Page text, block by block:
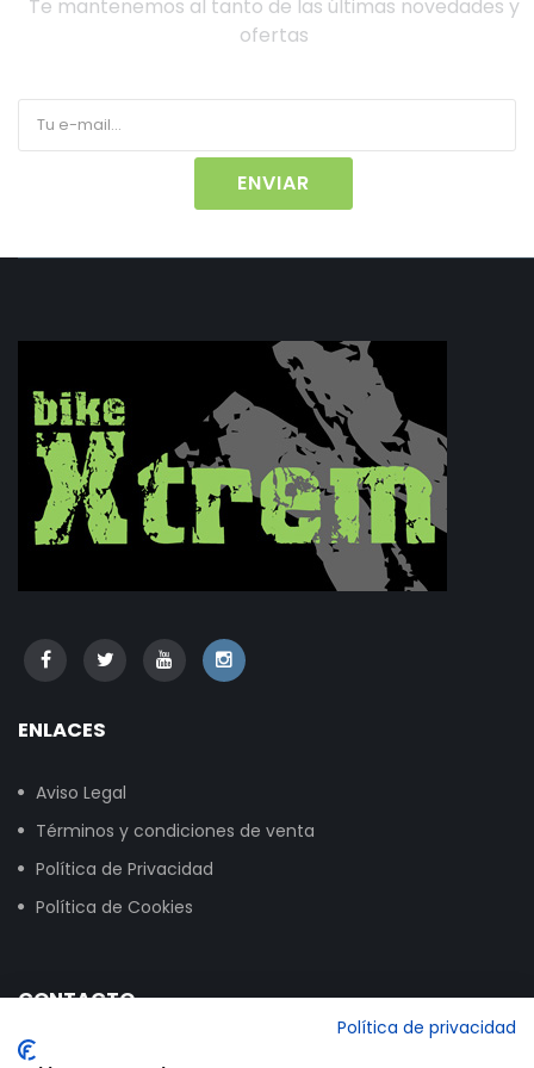
Te mantenemos al tanto de las últimas novedades y
ofertas
ENVIAR
ENLACES
Aviso Legal
Términos y condiciones de venta
Política de Privacidad
Política de Cookies
CONTACTO
Calle Vitoria, 258, NAVE 16, 09007 Burgos
Política de privacidad